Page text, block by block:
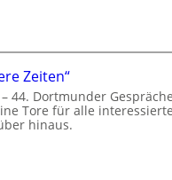
Zeiten“
44. Dortmunder
Tore für alle
hinaus.